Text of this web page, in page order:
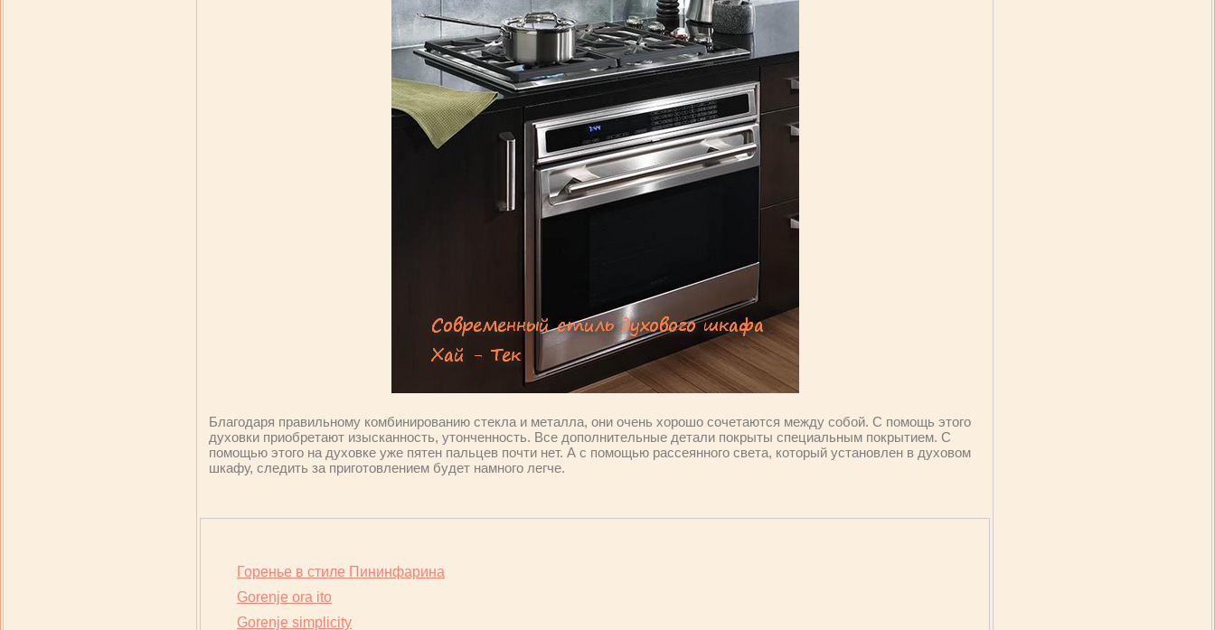
Благодаря правильному комбинированию стекла и металла, они очень хорошо сочетаются между собой. С помощь этого
духовки приобретают изысканность, утонченность. Все дополнительные детали покрыты специальным покрытием. С
помощью этого на духовке уже пятен пальцев почти нет. А с помощью рассеянного света, который установлен в духовом
шкафу, следить за приготовлением будет намного легче.
Горенье в стиле Пининфарина
Gorenje ora ito
Gorenje simplicity